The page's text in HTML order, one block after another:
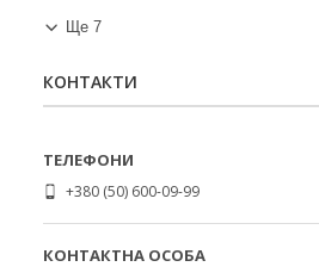
Ще 7
КОНТАКТИ
+380 (50) 600-09-99